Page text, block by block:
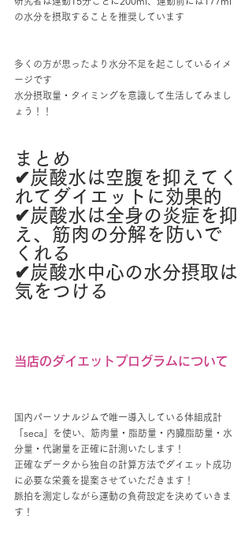
の水分を摂取することを推奨しています
多くの方が思ったより水分不足を起こしているイメ
ージです
水分摂取量・タイミングを意識して生活してみまし
ょう！！
まとめ
✔︎炭酸水は空腹を抑えてく
れてダイエットに効果的
✔︎炭酸水は全身の炎症を抑
え、筋肉の分解を防いで
くれる
✔︎炭酸水中心の水分摂取は
気をつける
当店のダイエットプログラムについて
国内パーソナルジムで唯一導入している体組成計
「seca」を使い、筋肉量・脂肪量・内臓脂肪量・水
分量・代謝量を正確に計測いたします！
正確なデータから独自の計算方法でダイエット成功
に必要な栄養を提案させていただきます！
脈拍を測定しながら運動の負荷設定を決めていきま
す！